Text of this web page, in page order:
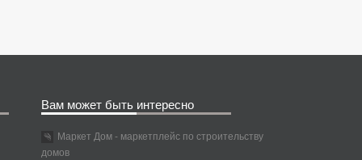
Вам может быть интересно
Маркет Дом - маркетплейс по строительству
домов